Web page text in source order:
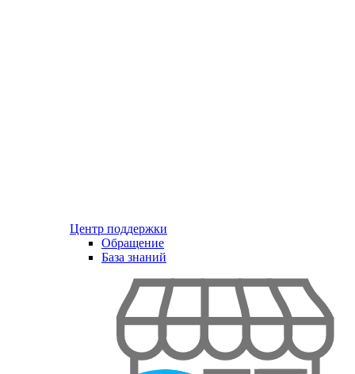
Центр поддержки
Обращение
База знаний